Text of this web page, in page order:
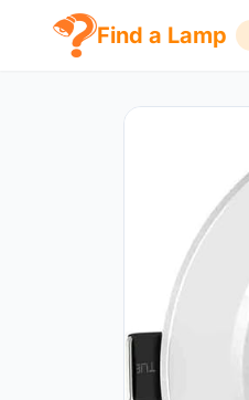
Find a Lamp